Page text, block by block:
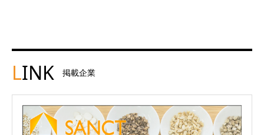
LINK 掲載企業